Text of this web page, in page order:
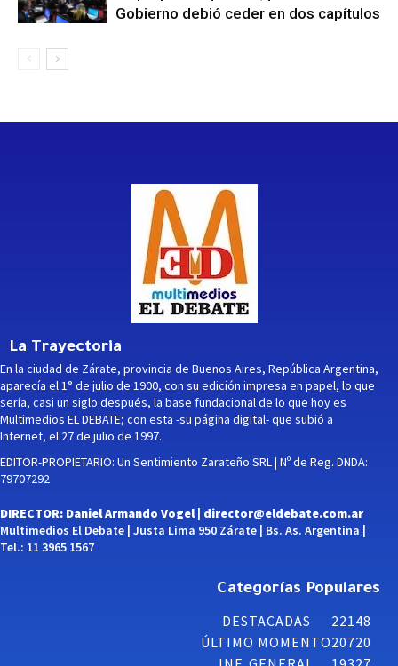
Gobierno debió ceder en dos capítulos
La Trayectoria
En la ciudad de Zárate, provincia de Buenos Aires, República Argentina,
aparecía el 1° de julio de 1900, con su edición impresa en papel, lo que
sería, casi un siglo después, la base fundacional de lo que hoy es
Multimedios EL DEBATE; con esta -su página digital- que subió a
Internet, el 27 de julio de 1997.
EDITOR-PROPIETARIO: Un Sentimiento Zarateño SRL | Nº de Reg. DNDA:
79707292
DIRECTOR: Daniel Armando Vogel | director@eldebate.com.ar
Multimedios El Debate | Justa Lima 950 Zárate | Bs. As. Argentina |
Tel.: 11 3965 1567
Categorías Populares
DESTACADAS
22148
ÚLTIMO MOMENTO20720